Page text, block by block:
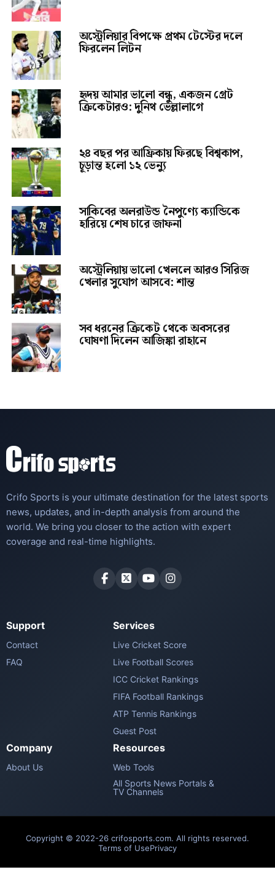
অস্ট্রেলিয়ার বিপক্ষে প্রথম টেস্টের দলে
ফিরলেন লিটন
হৃদয় আমার ভালো বন্ধু, একজন গ্রেট
ক্রিকেটারও: দুনিথ ভেল্লালাগে
২৪ বছর পর আফ্রিকায় ফিরছে বিশ্বকাপ,
চূড়ান্ত হলো ১২ ভেন্যু
সাকিবের অলরাউন্ড নৈপুণ্যে ক্যান্ডিকে
হারিয়ে শেষ চারে জাফনা
অস্ট্রেলিয়ায় ভালো খেললে আরও সিরিজ
খেলার সুযোগ আসবে: শান্ত
সব ধরনের ক্রিকেট থেকে অবসরের
ঘোষণা দিলেন আজিঙ্কা রাহানে
Crifo Sports is your ultimate destination for the latest sports
news, updates, and in-depth analysis from around the
world. We bring you closer to the action with expert
coverage and real-time highlights.
Support
Contact
FAQ
Services
Live Cricket Score
Live Football Scores
ICC Cricket Rankings
FIFA Football Rankings
ATP Tennis Rankings
Guest Post
Company
About Us
Resources
Web Tools
All Sports News Portals &
TV Channels
Copyright © 2022-26 crifosports.com. All rights reserved.
Terms of UsePrivacy